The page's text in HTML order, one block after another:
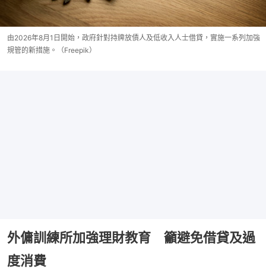
由2026年8月1日開始，政府針對持牌放債人及低收入人士借貸，實施一系列加強
規管的新措施。（Freepik）
外傭訓練所加強理財教育 籲避免借貸及過
度消費